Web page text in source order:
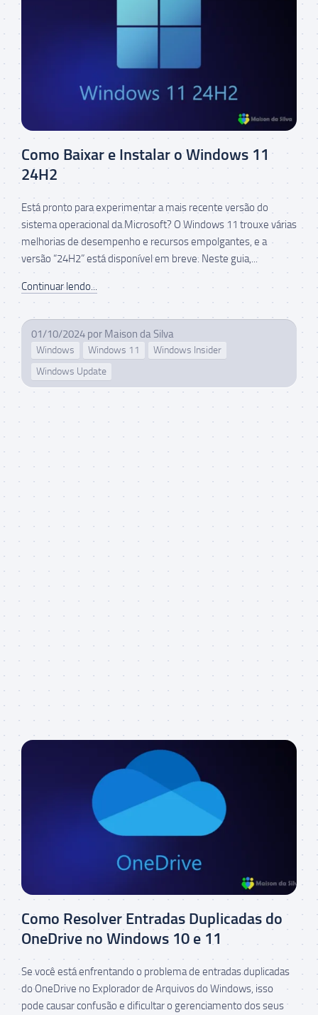
Como Baixar e Instalar o Windows 11
24H2
Está pronto para experimentar a mais recente versão do
sistema operacional da Microsoft? O Windows 11 trouxe várias
melhorias de desempenho e recursos empolgantes, e a
versão “24H2” está disponível em breve. Neste guia,...
Continuar lendo...
01/10/2024 por Maison da Silva
Windows Windows 11
Windows Insider
Windows Update
Como Resolver Entradas Duplicadas do
OneDrive no Windows 10 e 11
Se você está enfrentando o problema de entradas duplicadas
do OneDrive no Explorador de Arquivos do Windows, isso
pode causar confusão e dificultar o gerenciamento dos seus